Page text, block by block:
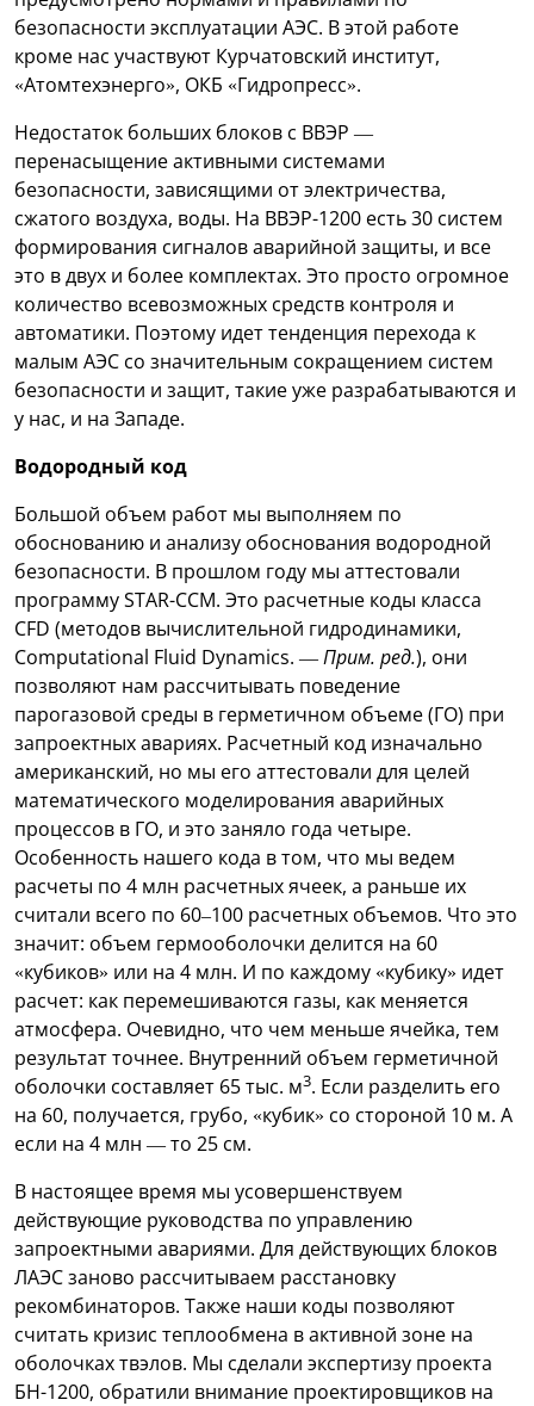
безопасности эксплуатации АЭС. В этой работе
кроме нас участвуют Курчатовский институт,
«Атомтехэнерго», ОКБ «Гидропресс».
Недостаток больших блоков с ВВЭР —
перенасыщение активными системами
безопасности, зависящими от электричества,
сжатого воздуха, воды. На ВВЭР-1200 есть 30 систем
формирования сигналов аварийной защиты, и все
это в двух и более комплектах. Это просто огромное
количество всевозможных средств контроля и
автоматики. Поэтому идет тенденция перехода к
малым АЭС со значительным сокращением систем
безопасности и защит, такие уже разрабатываются и
у нас, и на Западе.
Водородный код
Большой объем работ мы выполняем по
обоснованию и анализу обоснования водородной
безопасности. В прошлом году мы аттестовали
программу STAR-CCM. Это расчетные коды класса
CFD (методов вычислительной гидродинамики,
Computational Fluid Dynamics. —Прим. ред.), они
позволяют нам рассчитывать поведение
парогазовой среды в герметичном объеме (ГО) при
запроектных авариях. Расчетный код изначально
американский, но мы его аттестовали для целей
математического моделирования аварийных
процессов в ГО, и это заняло года четыре.
Особенность нашего кода в том, что мы ведем
расчеты по 4 млн расчетных ячеек, а раньше их
считали всего по 60–100 расчетных объемов. Что это
значит: объем гермооболочки делится на 60
«кубиков» или на 4 млн. И по каждому «кубику» идет
расчет: как перемешиваются газы, как меняется
атмосфера. Очевидно, что чем меньше ячейка, тем
результат точнее. Внутренний объем герметичной
оболочки составляет 65 тыс. м3. Если разделить его
на 60, получается, грубо, «кубик» со стороной 10 м. А
если на 4 млн — то 25 см.
В настоящее время мы усовершенствуем
действующие руководства по управлению
запроектными авариями. Для действующих блоков
ЛАЭС заново рассчитываем расстановку
рекомбинаторов. Также наши коды позволяют
считать кризис теплообмена в активной зоне на
оболочках твэлов. Мы сделали экспертизу проекта
БН-1200, обратили внимание проектировщиков на